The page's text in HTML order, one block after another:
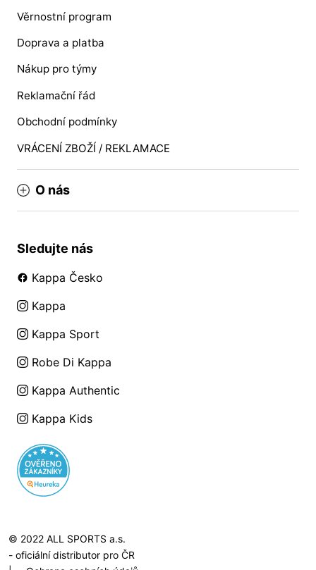
Věrnostní program
Doprava a platba
Nákup pro týmy
Reklamační řád
Obchodní podmínky
VRÁCENÍ ZBOŽÍ / REKLAMACE
O nás
Sledujte nás
Kappa Česko
Kappa
Kappa Sport
Robe Di Kappa
Kappa Authentic
Kappa Kids
© 2022 ALL SPORTS a.s.
- oficiální distributor pro ČR